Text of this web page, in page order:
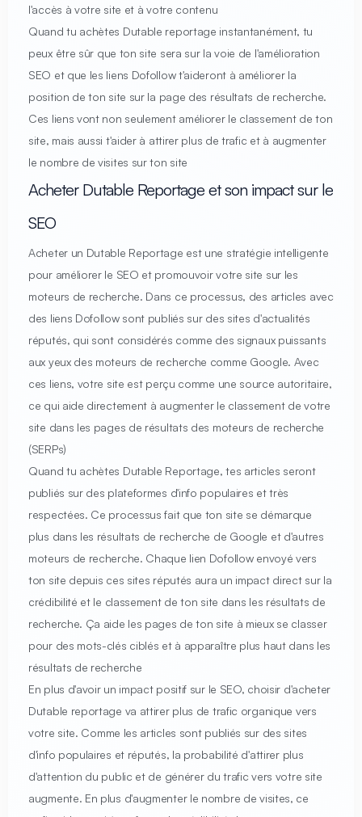
l'accès à votre site et à votre contenu
Quand tu achètes Dutable reportage instantanément, tu
peux être sûr que ton site sera sur la voie de l'amélioration
SEO et que les liens Dofollow t'aideront à améliorer la
position de ton site sur la page des résultats de recherche.
Ces liens vont non seulement améliorer le classement de ton
site, mais aussi t'aider à attirer plus de trafic et à augmenter
le nombre de visites sur ton site
Acheter Dutable Reportage et son impact sur le
SEO
Acheter un Dutable Reportage est une stratégie intelligente
pour améliorer le SEO et promouvoir votre site sur les
moteurs de recherche. Dans ce processus, des articles avec
des liens Dofollow sont publiés sur des sites d'actualités
réputés, qui sont considérés comme des signaux puissants
aux yeux des moteurs de recherche comme Google. Avec
ces liens, votre site est perçu comme une source autoritaire,
ce qui aide directement à augmenter le classement de votre
site dans les pages de résultats des moteurs de recherche
(SERPs)
Quand tu achètes Dutable Reportage, tes articles seront
publiés sur des plateformes d'info populaires et très
respectées. Ce processus fait que ton site se démarque
plus dans les résultats de recherche de Google et d'autres
moteurs de recherche. Chaque lien Dofollow envoyé vers
ton site depuis ces sites réputés aura un impact direct sur la
crédibilité et le classement de ton site dans les résultats de
recherche. Ça aide les pages de ton site à mieux se classer
pour des mots-clés ciblés et à apparaître plus haut dans les
résultats de recherche
En plus d'avoir un impact positif sur le SEO, choisir d'acheter
Dutable reportage va attirer plus de trafic organique vers
votre site. Comme les articles sont publiés sur des sites
d'info populaires et réputés, la probabilité d'attirer plus
d'attention du public et de générer du trafic vers votre site
augmente. En plus d'augmenter le nombre de visites, ce